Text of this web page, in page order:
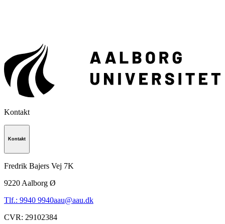
Kontakt
Kontakt
Fredrik Bajers Vej 7K
9220 Aalborg Ø
Tlf.: 9940 9940aau@aau.dk
CVR: 29102384